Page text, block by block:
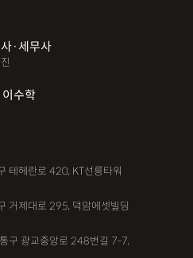
·세무사
수학
테헤란로 420, KT선릉타워
거제대로 295, 덕암에셋빌딩
구 광교중앙로 248번길 7-7,